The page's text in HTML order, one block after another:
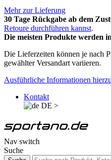
Mehr zur Lieferung
30 Tage Rückgabe ab dem
Retoure durchführen kannst.
Die meisten Produkte werden
Die Lieferzeiten können je nach
gewählter Versandart variieren.
Ausführliche Informationen hierzu
Kontakt
DE >
Nav switch
Suche